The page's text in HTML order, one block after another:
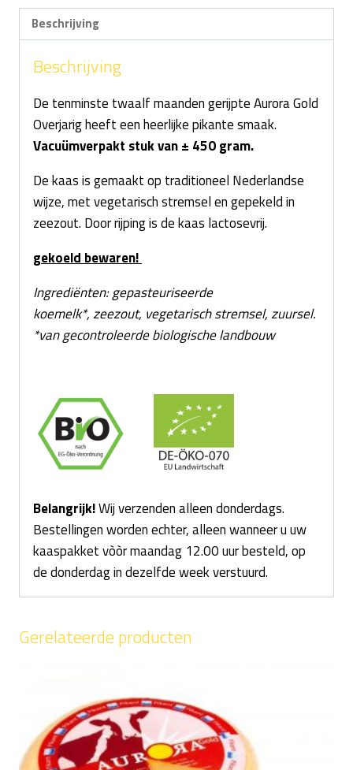
Beschrijving
Beschrijving
De tenminste twaalf maanden gerijpte Aurora Gold
Overjarig heeft een heerlijke pikante smaak.
Vacuümverpakt stuk van ± 450 gram.
De kaas is gemaakt op traditioneel Nederlandse
wijze, met vegetarisch stremsel en gepekeld in
zeezout. Door rijping is de kaas lactosevrij.
gekoeld bewaren!
Ingrediënten: gepasteuriseerde
koemelk*, zeezout, vegetarisch stremsel, zuursel.
*van gecontroleerde biologische landbouw
Belangrijk!Wij verzenden alleen donderdags.
Bestellingen worden echter, alleen wanneer u uw
kaaspakket vòòr maandag 12.00 uur besteld, op
de donderdag in dezelfde week verstuurd.
Gerelateerde producten